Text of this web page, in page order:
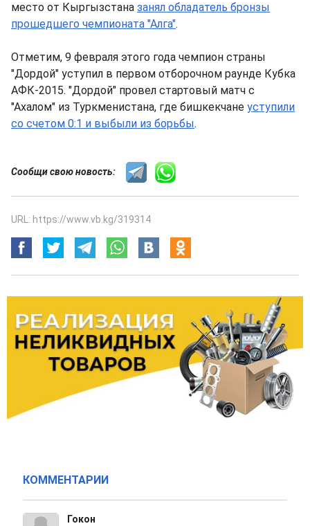
место от Кыргызстана занял обладатель бронзы
прошедшего чемпионата "Алга".
Отметим, 9 февраля этого года чемпион страны
"Дордой" уступил в первом отборочном раунде Кубка
АФК-2015. "Дордой" провел стартовый матч с
"Ахалом" из Туркменистана, где бишкекчане уступили
со счетом 0:1 и выбыли из борьбы.
Сообщи свою новость:
URL: https://www.vb.kg/319314
КОММЕНТАРИИ
Гокон